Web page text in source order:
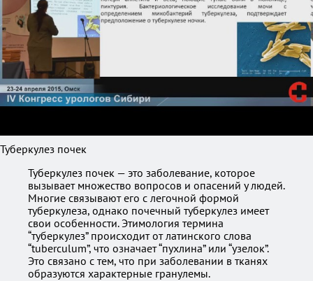
Туберкулез почек
Туберкулез почек — это заболевание, которое
вызывает множество вопросов и опасений у людей.
Многие связывают его с легочной формой
туберкулеза, однако почечный туберкулез имеет
свои особенности. Этимология термина
“туберкулез” происходит от латинского слова
“tuberculum”, что означает “пухлина” или “узелок”.
Это связано с тем, что при заболевании в тканях
образуются характерные гранулемы.